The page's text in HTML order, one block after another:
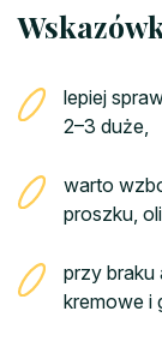
lepiej
2–3 duże,
warto
proszku,
przy braku
kremowe i